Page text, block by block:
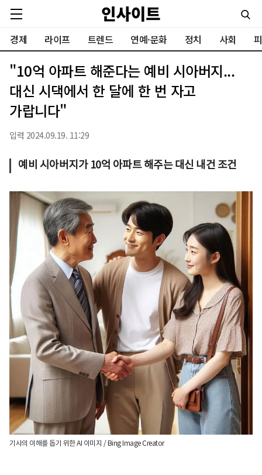
경제 라이프 트렌드 연예·문화 정치 사회
"10억 아파트 해준다는 예비 시아버지...
대신 시댁에서 한 달에 한 번 자고
가랍니다"
입력 2024.09.19. 11:29
예비 시아버지가 10억 아파트 해주는 대신 내건 조건
기사의 이해를 돕기 위한 AI 이미지 / Bing Image Creator